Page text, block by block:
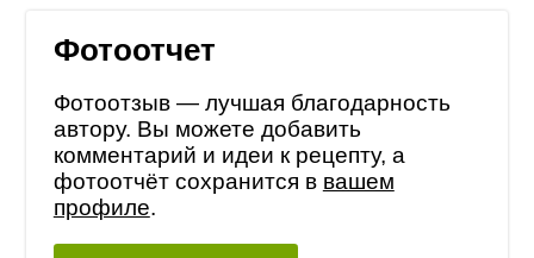
Фотоотчет
Фотоотзыв — лучшая благодарность
автору. Вы можете добавить
комментарий и идеи к рецепту, а
фотоотчёт сохранится в вашем
профиле.